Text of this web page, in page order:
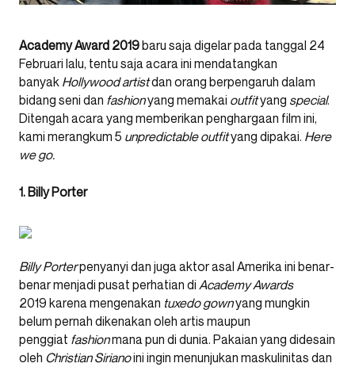
Academy Award 2019baru saja digelar pada tanggal 24
Februari lalu, tentu saja acara ini mendatangkan
banyak Hollywood artistdan orang berpengaruh dalam
bidang seni dan fashionyang memakai outfityang special.
Ditengah acara yang memberikan penghargaan film ini,
kami merangkum 5 unpredictable outfityang dipakai. Here
we go.
1. Billy Porter
Billy Porterpenyanyi dan juga aktor asal Amerika ini benar-
benar menjadi pusat perhatian di Academy Awards
2019 karena mengenakan tuxedo gownyang mungkin
belum pernah dikenakan oleh artis maupun
penggiat fashionmana pun di dunia. Pakaian yang didesain
oleh Christian Sirianoini ingin menunjukan maskulinitas dan